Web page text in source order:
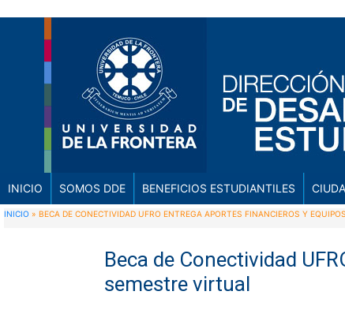
INICIO SOMOS DDE BENEFICIOS ESTUDIANTILES
INICIO » BECA DE CONECTIVIDAD UFRO ENTREGA APORTES FINANCIEROS Y
Beca de Conectividad
semestre virtual